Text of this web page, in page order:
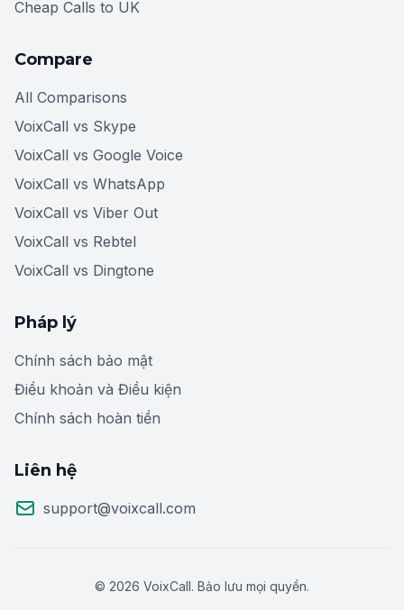
Cheap Calls to UK
Compare
All Comparisons
VoixCall vs Skype
VoixCall vs Google Voice
VoixCall vs WhatsApp
VoixCall vs Viber Out
VoixCall vs Rebtel
VoixCall vs Dingtone
Pháp lý
Chính sách bảo mật
Điều khoản và Điều kiện
Chính sách hoàn tiền
Liên hệ
support@voixcall.com
© 2026 VoixCall. Bảo lưu mọi quyền.